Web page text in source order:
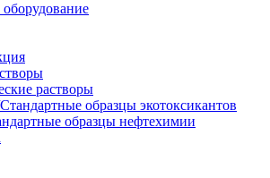
растворы
образцы экотоксикантов
образцы нефтехимии